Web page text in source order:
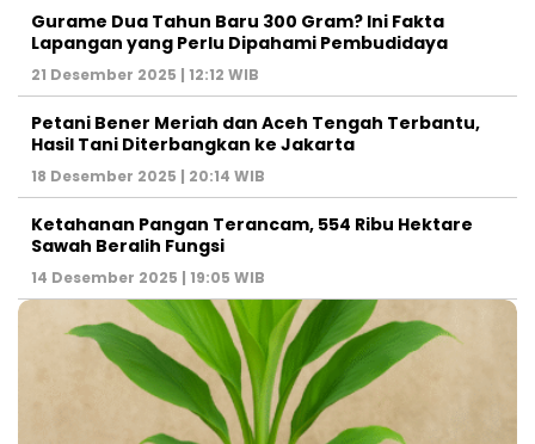
Gurame Dua Tahun Baru 300 Gram? Ini Fakta
Lapangan yang Perlu Dipahami Pembudidaya
21 Desember 2025 | 12:12 WIB
Petani Bener Meriah dan Aceh Tengah Terbantu,
Hasil Tani Diterbangkan ke Jakarta
18 Desember 2025 | 20:14 WIB
Ketahanan Pangan Terancam, 554 Ribu Hektare
Sawah Beralih Fungsi
14 Desember 2025 | 19:05 WIB